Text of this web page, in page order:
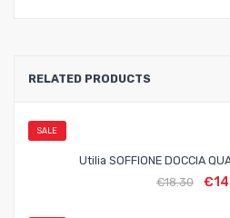
RELATED PRODUCTS
SALE
Utilia SOFFIONE DOCCIA
€18.30 €